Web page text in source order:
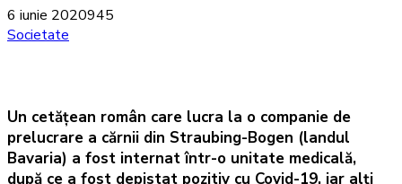
6 iunie 2020945
Societate
Un cetăţean român care lucra la o companie de
prelucrare a cărnii din Straubing-Bogen (landul
Bavaria) a fost internat într-o unitate medicală,
după ce a fost depistat pozitiv cu Covid-19, iar alţi